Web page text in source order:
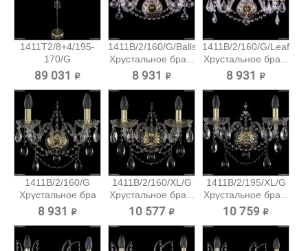
1411T2/8+4/195-
170/G
Хрустальный...
89 031 ₽
1411B/2/160/G/Balls
Хрустальное бра...
8 931 ₽
1411B/2/160/G/Leafs
Хрустальное бра...
8 931 ₽
1411B/2/160/G
Хрустальное бра
Bohemia...
8 931 ₽
1411B/2/160/XL/G
Хрустальное бра...
10 577 ₽
1411B/2/195/XL/G
Хрустальное бра...
10 759 ₽